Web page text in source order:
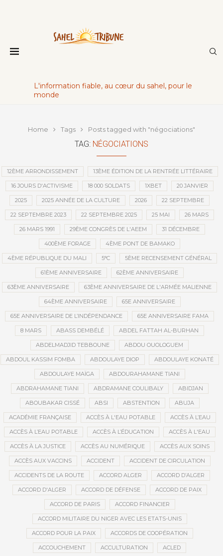
L'information fiable, au cœur du sahel, pour le
monde
Home Tags Posts tagged with "négociations"
TAG: NÉGOCIATIONS
12ÈME ARRONDISSEMENT 13ÈME ÉDITION DE LA RENTRÉE LITTÉRAIRE
16 JOURS D'ACTIVISME 18 000 SOLDATS 1XBET 20 JANVIER
2025 2025 ANNÉE DE LA CULTURE 2026 22 SEPTEMBRE
22 SEPTEMBRE 2023 22 SEPTEMBRE 2025 25 MAI 26 MARS
26 MARS 1991 29ÈME CONGRÈS DE L'AEEM 31 DÉCEMBRE
400ÈME FORAGE 4ÈME PONT DE BAMAKO
4ÈME RÉPUBLIQUE DU MALI 5°C 5ÈME RECENSEMENT GÉNÉRAL
61ÈME ANNIVERSAIRE 62ÈME ANNIVERSAIRE
63ÈME ANNIVERSAIRE 63ÈME ANNIVERSAIRE DE L'ARMÉE MALIENNE
64ÈME ANNIVERSAIRE 65E ANNIVERSAIRE
65E ANNIVERSAIRE DE L’INDÉPENDANCE 65E ANNIVERSAIRE FAMA
8 MARS ABASS DEMBÉLÉ ABDEL FATTAH AL-BURHAN
ABDELMADJID TEBBOUNE ABDOU OUOLOGUEM
ABDOUL KASSIM FOMBA ABDOULAYE DIOP ABDOULAYE KONATÉ
ABDOULAYE MAÏGA ABDOURAHAMANE TIANI
ABDRAHAMANE TIANI ABDRAMANE COULIBALY ABIDJAN
ABOUBAKAR CISSÉ ABSI ABSTENTION ABUJA
ACADÉMIE FRANÇAISE ACCÈS À L'EAU POTABLE ACCÈS À L’EAU
ACCÈS À L’EAU POTABLE ACCÈS À L’ÉDUCATION ACCÈS À L'EAU
ACCÈS À LA JUSTICE ACCÈS AU NUMÉRIQUE ACCÈS AUX SOINS
ACCÈS AUX VACCINS ACCIDENT ACCIDENT DE CIRCULATION
ACCIDENTS DE LA ROUTE ACCORD ALGER ACCORD D’ALGER
ACCORD D'ALGER ACCORD DE DÉFENSE ACCORD DE PAIX
ACCORD DE PARIS ACCORD FINANCIER
ACCORD MILITAIRE DU NIGER AVEC LES ETATS-UNIS
ACCORD POUR LA PAIX ACCORDS DE COOPÉRATION
ACCOUCHEMENT ACCULTURATION ACLED